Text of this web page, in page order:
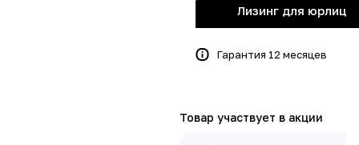
Лизинг для юрлиц
Гарантия 12 месяцев
Товар участвует в акции